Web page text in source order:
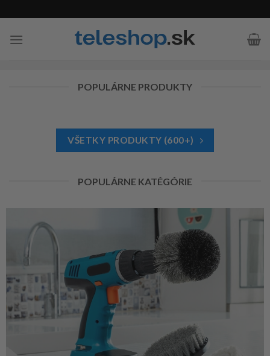
to
content
POPULÁRNE PRODUKTY
VŠETKY PRODUKTY (600+)
POPULÁRNE KATÉGÓRIE